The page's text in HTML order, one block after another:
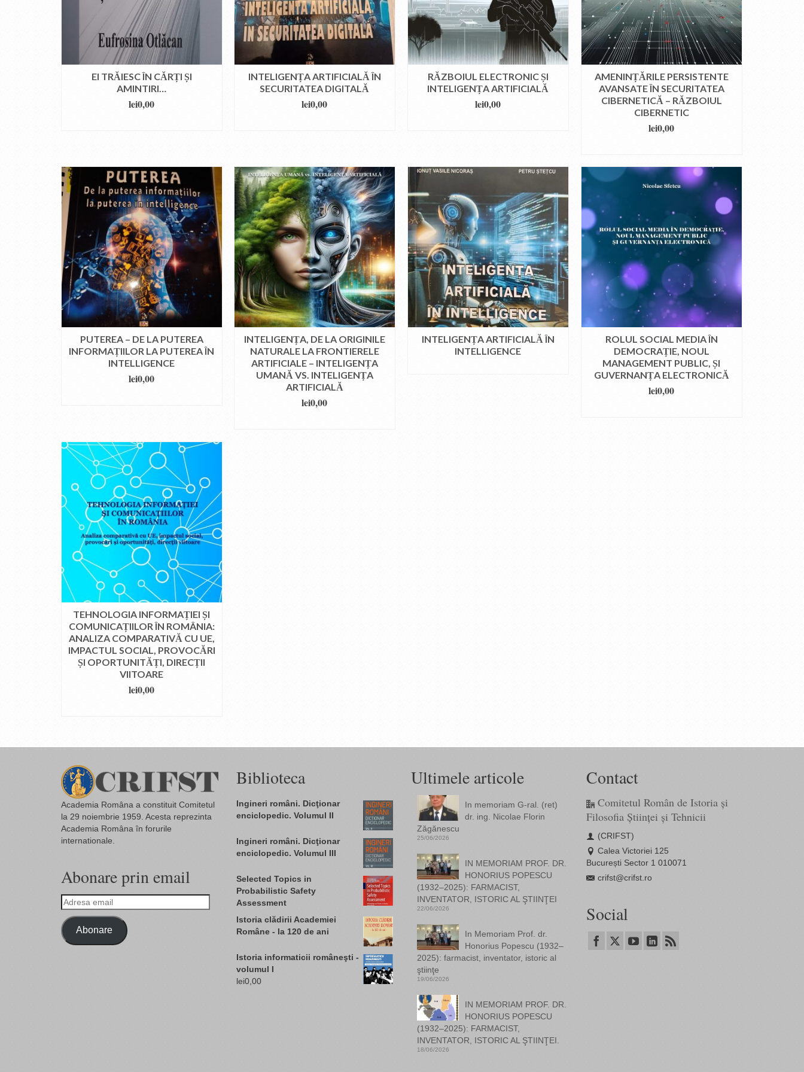
EI TRĂIESC ÎN CĂRȚI ȘI
AMINTIRI…
lei0,00
INTELIGENȚA ARTIFICIALĂ ÎN
SECURITATEA DIGITALĂ
lei0,00
RĂZBOIUL ELECTRONIC ȘI
INTELIGENȚA ARTIFICIALĂ
lei0,00
AMENINȚĂRILE PERSISTENTE
AVANSATE ÎN SECURITATEA
CIBERNETICĂ – RĂZBOIUL
CIBERNETIC
lei0,00
PUTEREA – DE LA PUTEREA
INFORMAȚIILOR LA PUTEREA ÎN
INTELLIGENCE
lei0,00
INTELIGENȚA, DE LA ORIGINILE
NATURALE LA FRONTIERELE
ARTIFICIALE – INTELIGENȚA
UMANĂ VS. INTELIGENȚA
ARTIFICIALĂ
lei0,00
INTELIGENȚA ARTIFICIALĂ ÎN
INTELLIGENCE
ROLUL SOCIAL MEDIA ÎN
DEMOCRAȚIE, NOUL
MANAGEMENT PUBLIC, ȘI
GUVERNANȚA ELECTRONICĂ
lei0,00
TEHNOLOGIA INFORMAȚIEI ȘI
COMUNICAȚIILOR ÎN ROMÂNIA:
ANALIZA COMPARATIVĂ CU UE,
IMPACTUL SOCIAL, PROVOCĂRI
ȘI OPORTUNITĂȚI, DIRECȚII
VIITOARE
lei0,00
Academia Româna a constituit Comitetul
la 29 noiembrie 1959. Acesta reprezinta
Academia Româna în forurile
internationale.
Abonare prin email
Adresa
email
Abonare
Biblioteca
Ingineri români. Dicţionar
enciclopedic. Volumul II
Ingineri români. Dicţionar
enciclopedic. Volumul III
Selected Topics in
Probabilistic Safety
Assessment
Istoria clădirii Academiei
Române - la 120 de ani
Istoria informaticii româneşti -
volumul I
lei0,00
Ultimele articole
In memoriam G-ral. (ret)
dr. ing. Nicolae Florin
Zăgănescu
25/06/2026
IN MEMORIAM PROF. DR.
HONORIUS POPESCU
(1932–2025): FARMACIST,
INVENTATOR, ISTORIC AL ŞTIINŢEI
22/06/2026
In Memoriam Prof. dr.
Honorius Popescu (1932–
2025): farmacist, inventator, istoric al
ştiinţe
19/06/2026
IN MEMORIAM PROF. DR.
HONORIUS POPESCU
(1932–2025): FARMACIST,
INVENTATOR, ISTORIC AL ŞTIINŢEI.
18/06/2026
Contact
Comitetul Român de Istoria și
Filosofia Științei și Tehnicii
(CRIFST)
Calea Victoriei 125
București Sector 1 010071
crifst@crifst.ro
Social